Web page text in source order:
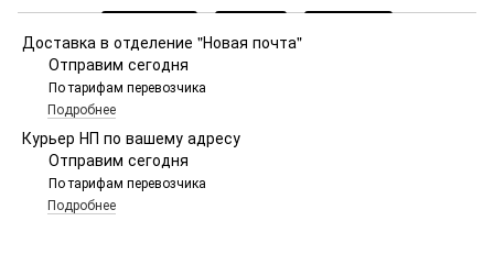
Доставка в отделение "Новая почта"
Отправим сегодня
По тарифам перевозчика
Подробнее
Курьер НП по вашему адресу
Отправим сегодня
По тарифам перевозчика
Подробнее